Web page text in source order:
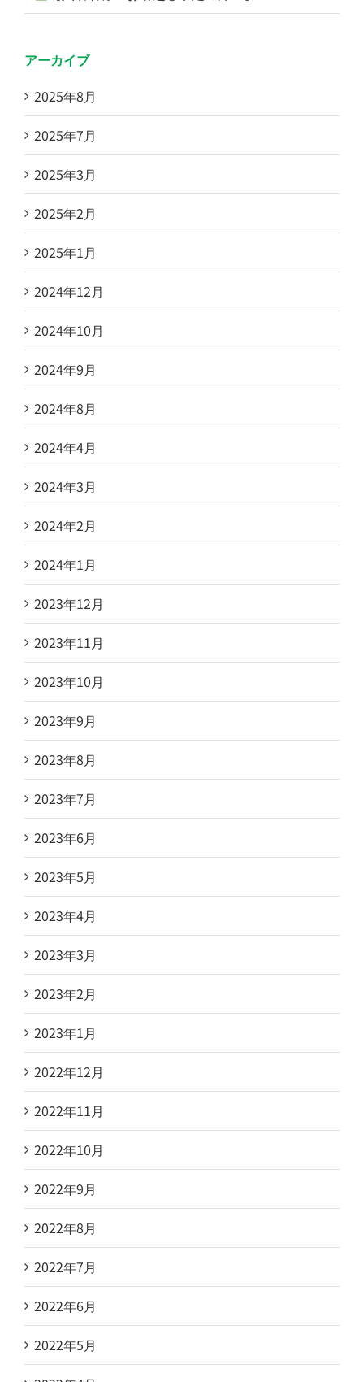
アーカイブ
2025年8月
2025年7月
2025年3月
2025年2月
2025年1月
2024年12月
2024年10月
2024年9月
2024年8月
2024年4月
2024年3月
2024年2月
2024年1月
2023年12月
2023年11月
2023年10月
2023年9月
2023年8月
2023年7月
2023年6月
2023年5月
2023年4月
2023年3月
2023年2月
2023年1月
2022年12月
2022年11月
2022年10月
2022年9月
2022年8月
2022年7月
2022年6月
2022年5月